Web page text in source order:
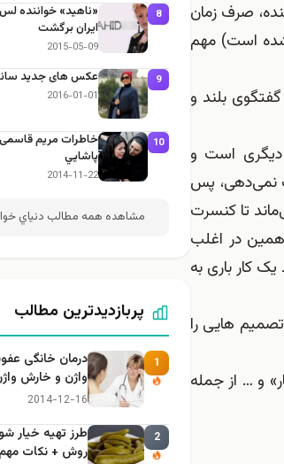
صرف زمان
شده است) مهم
بلند و
دیگری است و
نمی‌دهی، پس
تا کنسرت
همین در اغلب
کار باری به
هایی را
و … از جمله
8
«ناهید» خواننده
ايران برگشت
2015-05-09
9 عکس های جدید
2016-01-01
10
خاطرات مریم
پاشايي
2014-11-22
مشاهده همه مطالب دنياي
پربازدیدترین مطالب
1
درمان خانگی
واژن و خارش
راهنمای کامل،
2014-12-16
2
روش + نكات مهم